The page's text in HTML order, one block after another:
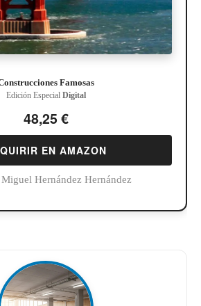
Famosas
Edición Especial Digital
48,25 €
EN AMAZON
Miguel Hernández Hernández